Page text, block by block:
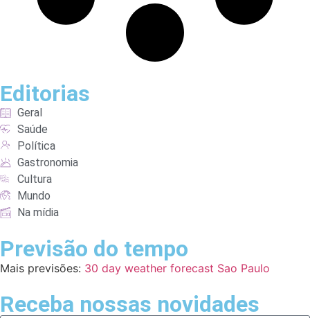
Editorias
Geral
Saúde
Política
Gastronomia
Cultura
Mundo
Na mídia
Previsão do tempo
Mais previsões: 30 day weather forecast Sao Paulo
Receba nossas novidades